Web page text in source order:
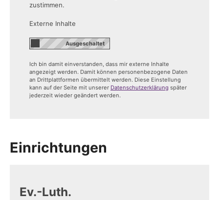
zustimmen.
Externe Inhalte
Ich bin damit einverstanden, dass mir externe Inhalte
angezeigt werden. Damit können personenbezogene Daten
an Drittplattformen übermittelt werden. Diese Einstellung
kann auf der Seite mit unserer Datenschutzerklärung später
jederzeit wieder geändert werden.
Einrichtungen
Ev.-Luth.